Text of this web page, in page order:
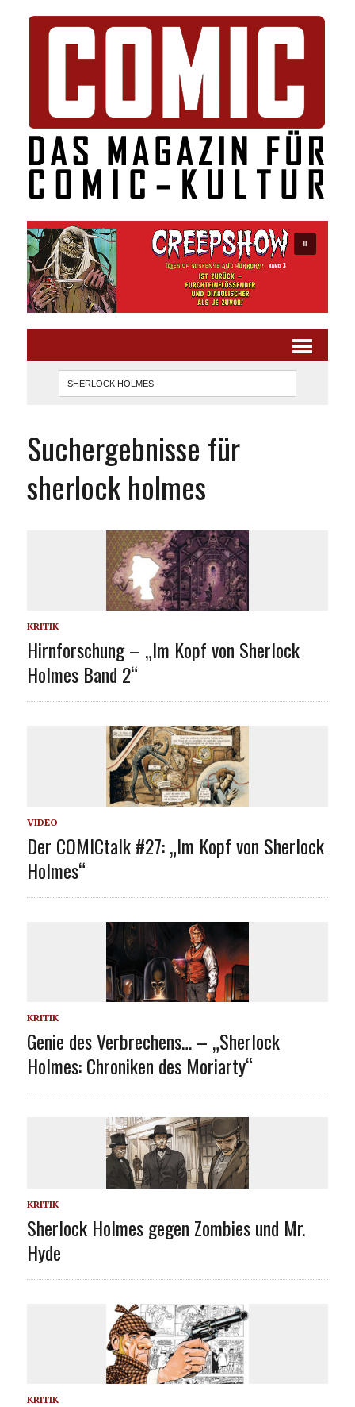
Suchergebnisse für
sherlock holmes
KRITIK
Hirnforschung – „Im Kopf von Sherlock
Holmes Band 2“
VIDEO
Der COMICtalk #27: „Im Kopf von Sherlock
Holmes“
KRITIK
Genie des Verbrechens… – „Sherlock
Holmes: Chroniken des Moriarty“
KRITIK
Sherlock Holmes gegen Zombies und Mr.
Hyde
KRITIK